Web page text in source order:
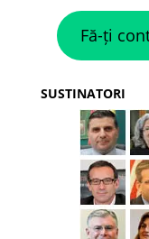
Fă-ți
SUSTINATORI